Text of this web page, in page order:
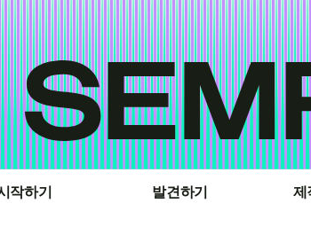
작하기 발견하기 제